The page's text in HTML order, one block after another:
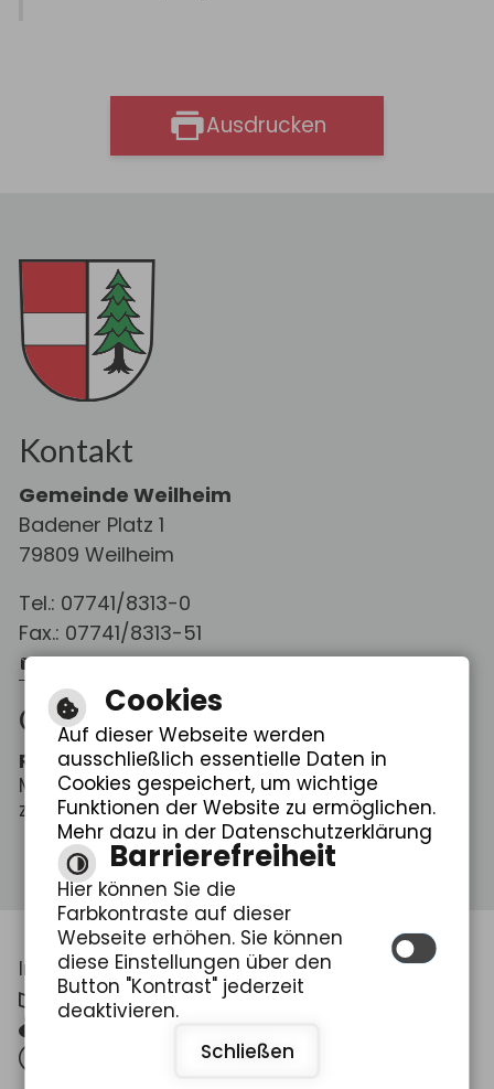
Ausdrucken
Kontakt
Gemeinde Weilheim
Badener Platz 1
79809 Weilheim
Tel.: 07741/8313-0
Fax.: 07741/8313-51
E-Mail schreiben
Öffnungszeiten
Rathaus Weilheim
Mo. - Fr.: 08:00 - 12:00 Uhr
zus. Do.: 14:00 - 18:30 Uhr
Inhalt|Impressum|Datenschutzerklärung
Leichte Sprache
Gebärdensprache
Barrierefreie Ansicht
Cookies
Auf dieser Webseite werden
ausschließlich essentielle Daten in
Cookies gespeichert, um wichtige
Funktionen der Website zu ermöglichen.
Mehr dazu in der Datenschutzerklärung
Barrierefreiheit
Hier können Sie die
Farbkontraste auf dieser
Webseite erhöhen. Sie können
diese Einstellungen über den
Button "Kontrast" jederzeit
deaktivieren.
Schließen